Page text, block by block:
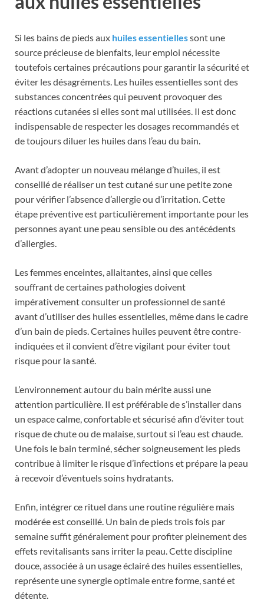
Si les bains de pieds aux huiles essentiellessont une
source précieuse de bienfaits, leur emploi nécessite
toutefois certaines précautions pour garantir la sécurité et
éviter les désagréments. Les huiles essentielles sont des
substances concentrées qui peuvent provoquer des
réactions cutanées si elles sont mal utilisées. Il est donc
indispensable de respecter les dosages recommandés et
de toujours diluer les huiles dans l’eau du bain.
Avant d’adopter un nouveau mélange d’huiles, il est
conseillé de réaliser un test cutané sur une petite zone
pour vérifier l’absence d’allergie ou d’irritation. Cette
étape préventive est particulièrement importante pour les
personnes ayant une peau sensible ou des antécédents
d’allergies.
Les femmes enceintes, allaitantes, ainsi que celles
souffrant de certaines pathologies doivent
impérativement consulter un professionnel de santé
avant d’utiliser des huiles essentielles, même dans le cadre
d’un bain de pieds. Certaines huiles peuvent être contre-
indiquées et il convient d’être vigilant pour éviter tout
risque pour la santé.
L’environnement autour du bain mérite aussi une
attention particulière. Il est préférable de s’installer dans
un espace calme, confortable et sécurisé afin d’éviter tout
risque de chute ou de malaise, surtout si l’eau est chaude.
Une fois le bain terminé, sécher soigneusement les pieds
contribue à limiter le risque d’infections et prépare la peau
à recevoir d’éventuels soins hydratants.
Enfin, intégrer ce rituel dans une routine régulière mais
modérée est conseillé. Un bain de pieds trois fois par
semaine suffit généralement pour profiter pleinement des
effets revitalisants sans irriter la peau. Cette discipline
douce, associée à un usage éclairé des huiles essentielles,
représente une synergie optimale entre forme, santé et
détente.